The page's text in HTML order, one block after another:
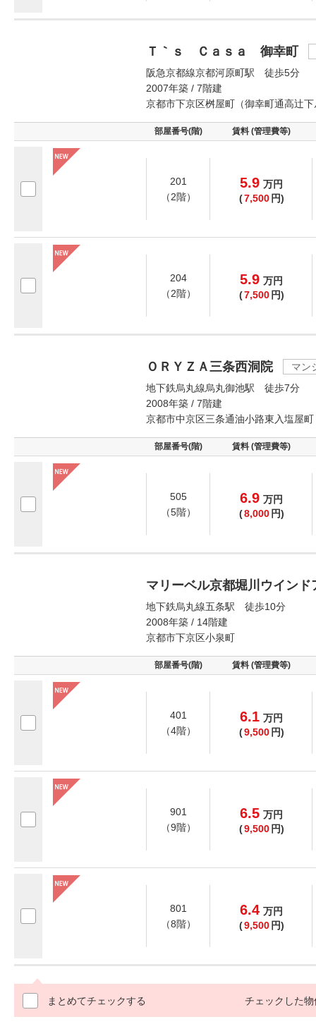
Ｔ｀ｓ Ｃａｓａ 御幸町
阪急京都線京都河原町駅 徒歩5分
2007年築 / 7階建
京都市下京区桝屋町（御幸町通高辻下
部屋番号(階) 賃料 (管理費等)
201
（2階）
5.9 万円
(7,500 円)
204
（2階）
5.9 万円
(7,500 円)
ＯＲＹＺＡ三条西洞院
マン
地下鉄烏丸線烏丸御池駅 徒歩7分
2008年築 / 7階建
京都市中京区三条通油小路東入塩屋町
部屋番号(階) 賃料 (管理費等)
505
（5階）
6.9 万円
(8,000 円)
マリーベル京都堀川ウインド
地下鉄烏丸線五条駅 徒歩10分
2008年築 / 14階建
京都市下京区小泉町
部屋番号(階) 賃料 (管理費等)
401
（4階）
6.1 万円
(9,500 円)
901
（9階）
6.5 万円
(9,500 円)
801
（8階）
6.4 万円
(9,500 円)
まとめてチェックする チェックした物